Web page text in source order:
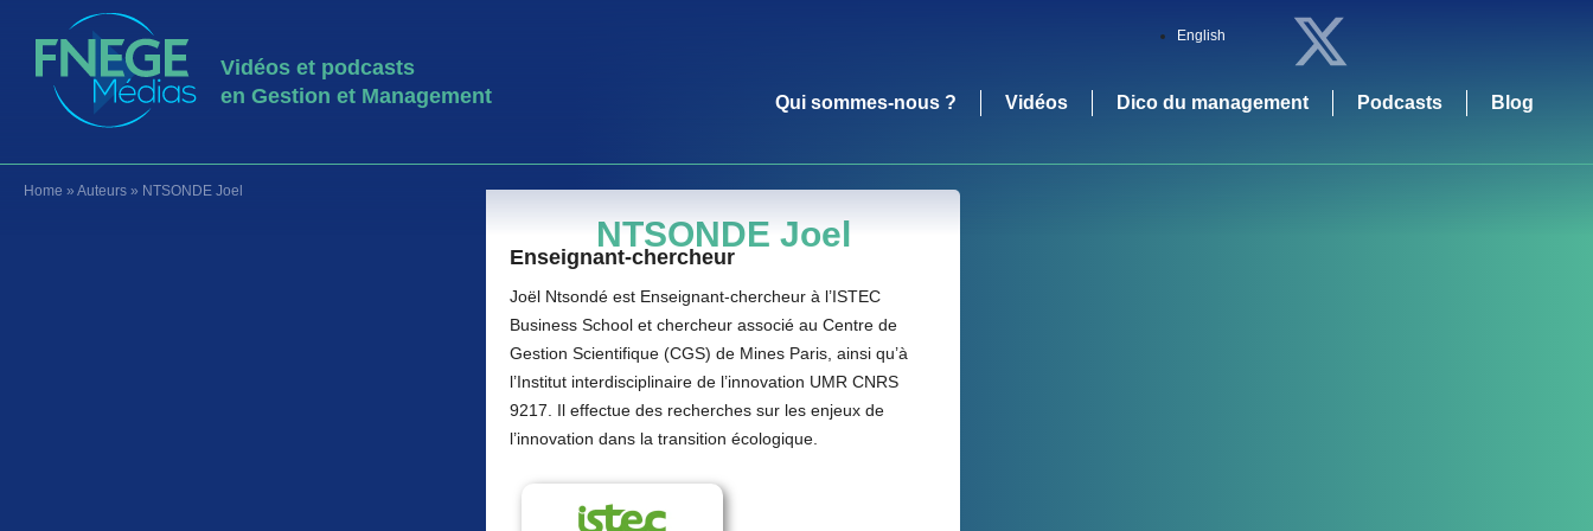
Vidéos et podcasts
en Gestion et Management
English
Qui sommes-nous ? Vidéos Dico du management Podcasts Blog
Home » Auteurs » NTSONDE Joel
NTSONDE Joel
Enseignant-chercheur
Joël Ntsondé est Enseignant-chercheur à l’ISTEC
Business School et chercheur associé au Centre de
Gestion Scientifique (CGS) de Mines Paris, ainsi qu’à
l’Institut interdisciplinaire de l’innovation UMR CNRS
9217. Il effectue des recherches sur les enjeux de
l’innovation dans la transition écologique.